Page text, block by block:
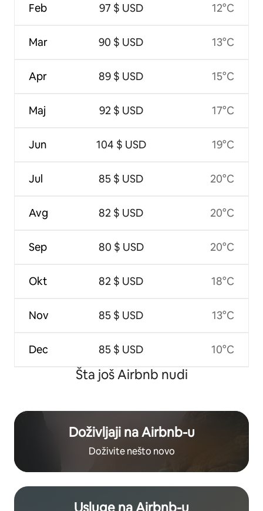
Feb
Mar
Apr
Maj
Jun
Jul
Avg
Sep
Okt
Nov
Dec
97 $ USD
90 $ USD
89 $ USD
92 $ USD
104 $ USD
85 $ USD
82 $ USD
80 $ USD
82 $ USD
85 $ USD
85 $ USD
12°C
13°C
15°C
17°C
19°C
20°C
20°C
20°C
18°C
13°C
10°C
Šta još Airbnb nudi
Doživljaji na Airbnb-u
Doživite nešto novo
Usluge na Airbnb-u